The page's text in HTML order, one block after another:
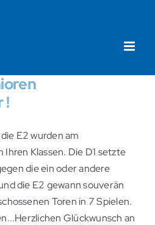
!
E2 wurden am
Klassen. Die D1 setzte
die ein oder andere
die E2 gewann souverän
Toren in 7 Spielen.
Glückwunsch an